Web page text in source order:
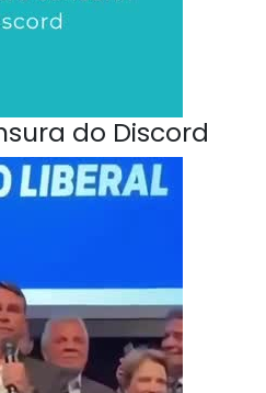
do Discord